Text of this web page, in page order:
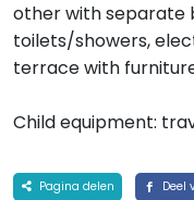
other with separate
toilets/showers,
terrace with
Child equipment:
Pagina delen Deel